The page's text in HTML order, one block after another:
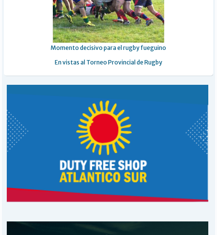
Momento decisivo para el rugby fueguino
En vistas al Torneo Provincial de Rugby